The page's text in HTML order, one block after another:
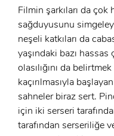
Beni
Filmin şarkıları da çok
sağduyusunu
neşeli katkıları da
yaşındaki bazı
olasılığını da
kaçırılmasıyla
sahneler biraz sert.
için iki serseri
tarafından serseriliğe